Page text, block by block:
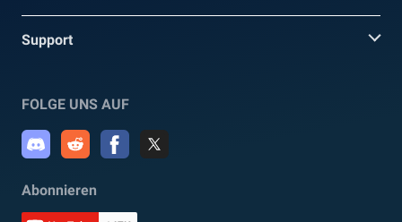
Support
FOLGE UNS AUF
Abonnieren